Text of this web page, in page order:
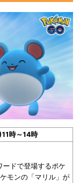
時～14時
ードで登場するポケ
モンの「マリル」が